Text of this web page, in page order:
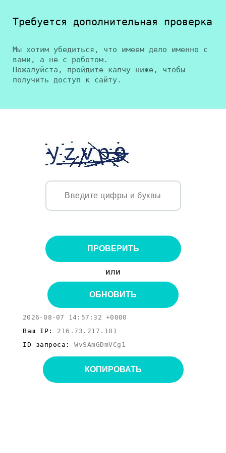
Требуется дополнительная проверка
Мы хотим убедиться, что имеем дело именно с
вами, а не с роботом.
Пожалуйста, пройдите капчу ниже, чтобы
получить доступ к сайту.
ПРОВЕРИТЬ
или
ОБНОВИТЬ
2026-08-07 14:57:32 +0000
Ваш IP: 216.73.217.101
ID запроса: WvSAmGDmVCg1
КОПИРОВАТЬ